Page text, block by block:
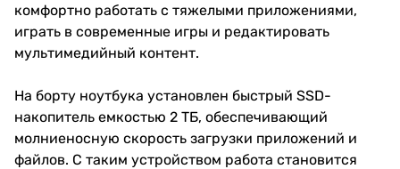
комфортно работать с тяжелыми приложениями,
играть в современные игры и редактировать
мультимедийный контент.
На борту ноутбука установлен быстрый SSD-
накопитель емкостью 2 ТБ, обеспечивающий
молниеносную скорость загрузки приложений и
файлов. С таким устройством работа становится